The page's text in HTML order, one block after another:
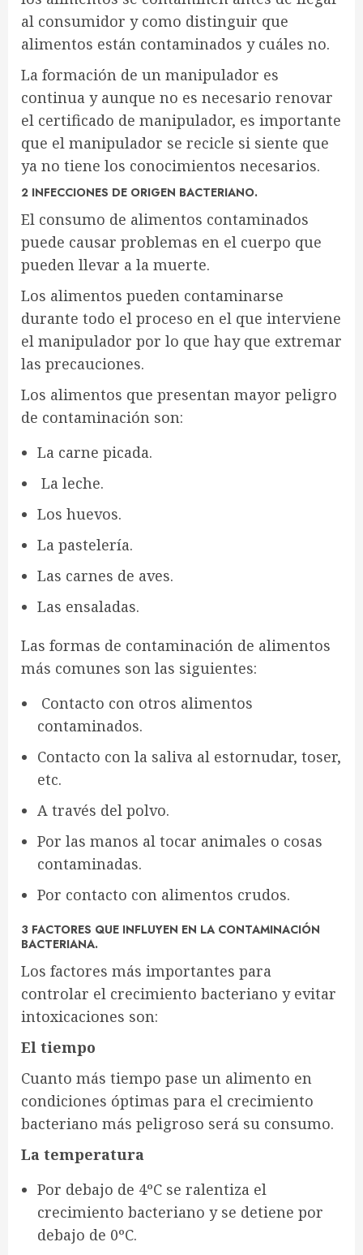
al consumidor y como distinguir que
alimentos están contaminados y cuáles no.
La formación de un manipulador es
continua y aunque no es necesario renovar
el certificado de manipulador, es importante
que el manipulador se recicle si siente que
ya no tiene los conocimientos necesarios.
2 INFECCIONES DE ORIGEN BACTERIANO.
El consumo de alimentos contaminados
puede causar problemas en el cuerpo que
pueden llevar a la muerte.
Los alimentos pueden contaminarse
durante todo el proceso en el que interviene
el manipulador por lo que hay que extremar
las precauciones.
Los alimentos que presentan mayor peligro
de contaminación son:
La carne picada.
La leche.
Los huevos.
La pastelería.
Las carnes de aves.
Las ensaladas.
Las formas de contaminación de alimentos
más comunes son las siguientes:
Contacto con otros alimentos
contaminados.
Contacto con la saliva al estornudar, toser,
etc.
A través del polvo.
Por las manos al tocar animales o cosas
contaminadas.
Por contacto con alimentos crudos.
3 FACTORES QUE INFLUYEN EN LA CONTAMINACIÓN
BACTERIANA.
Los factores más importantes para
controlar el crecimiento bacteriano y evitar
intoxicaciones son:
El tiempo
Cuanto más tiempo pase un alimento en
condiciones óptimas para el crecimiento
bacteriano más peligroso será su consumo.
La temperatura
Por debajo de 4ºC se ralentiza el
crecimiento bacteriano y se detiene por
debajo de 0ºC.